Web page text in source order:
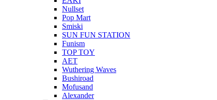
Nullset
Pop Mart
Smiski
SUN FUN STATION
Funism
TOP TOY
AET
Wuthering Waves
Bushiroad
Mofusand
Alexander